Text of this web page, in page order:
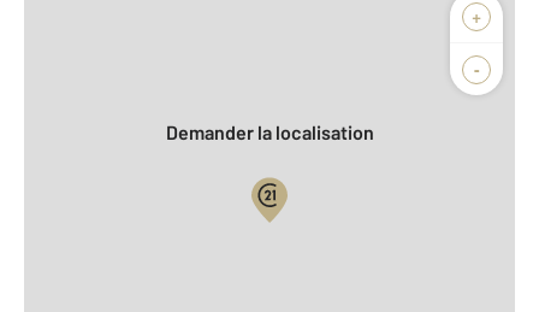
+
-
Biens vendus
Demander la localisation